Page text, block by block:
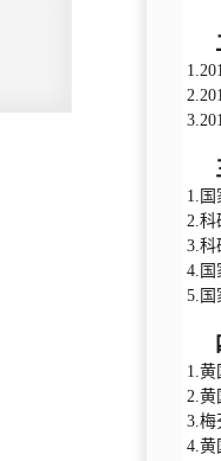
1.国
2.科
3.科
4.国
5.国
1.黄
2.黄
3.梅
4.黄